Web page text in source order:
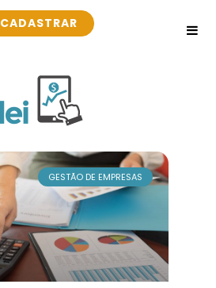
CADASTRAR
GESTÃO DE EMPRESAS